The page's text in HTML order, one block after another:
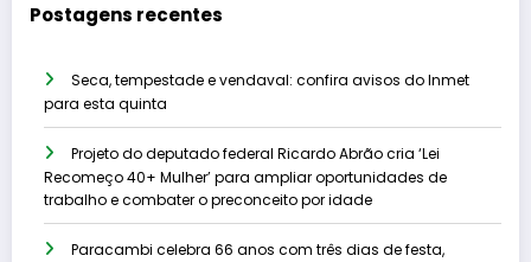
Postagens recentes
Seca, tempestade e vendaval: confira avisos do Inmet
para esta quinta
Projeto do deputado federal Ricardo Abrão cria ‘Lei
Recomeço 40+ Mulher’ para ampliar oportunidades de
trabalho e combater o preconceito por idade
Paracambi celebra 66 anos com três dias de festa,